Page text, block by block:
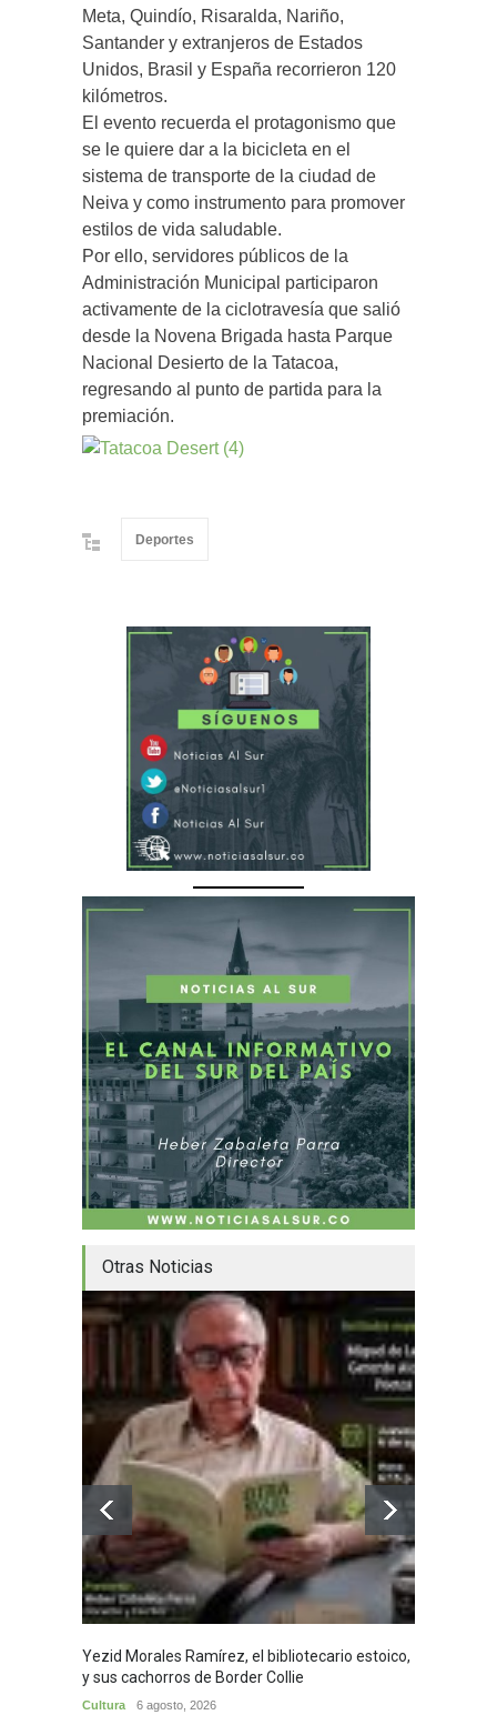
Meta, Quindío, Risaralda, Nariño,
Santander y extranjeros de Estados
Unidos, Brasil y España recorrieron 120
kilómetros.
El evento recuerda el protagonismo que
se le quiere dar a la bicicleta en el
sistema de transporte de la ciudad de
Neiva y como instrumento para promover
estilos de vida saludable.
Por ello, servidores públicos de la
Administración Municipal participaron
activamente de la ciclotravesía que salió
desde la Novena Brigada hasta Parque
Nacional Desierto de la Tatacoa,
regresando al punto de partida para la
premiación.
Deportes
Otras Noticias
Yezid Morales Ramírez, el bibliotecario estoico,
y sus cachorros de Border Collie
Cultura 6 agosto, 2026